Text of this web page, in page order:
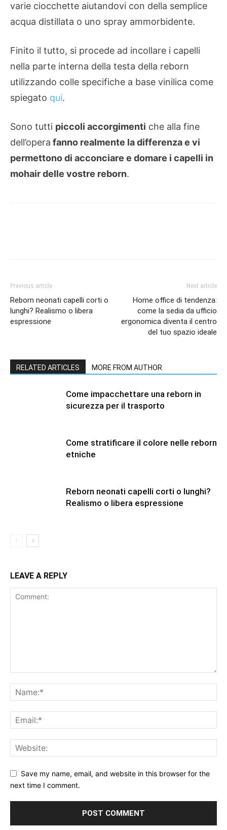
varie ciocchette aiutandovi con della semplice
acqua distillata o uno spray ammorbidente.
Finito il tutto, si procede ad incollare i capelli
nella parte interna della testa della reborn
utilizzando colle specifiche a base vinilica come
spiegato qui.
Sono tutti piccoli accorgimenti che alla fine
dell’opera fanno realmente la differenza e vi
permettono di acconciare e domare i capelli in
mohair delle vostre reborn.
Previous article
Reborn neonati capelli corti o
lunghi? Realismo o libera
espressione
Next article
Home office di tendenza:
come la sedia da ufficio
ergonomica diventa il centro
del tuo spazio ideale
RELATED ARTICLES MORE FROM AUTHOR
Come impacchettare una reborn in
sicurezza per il trasporto
Come stratificare il colore nelle reborn
etniche
Reborn neonati capelli corti o lunghi?
Realismo o libera espressione
LEAVE A REPLY
Save my name, email, and website in this browser for the
next time I comment.